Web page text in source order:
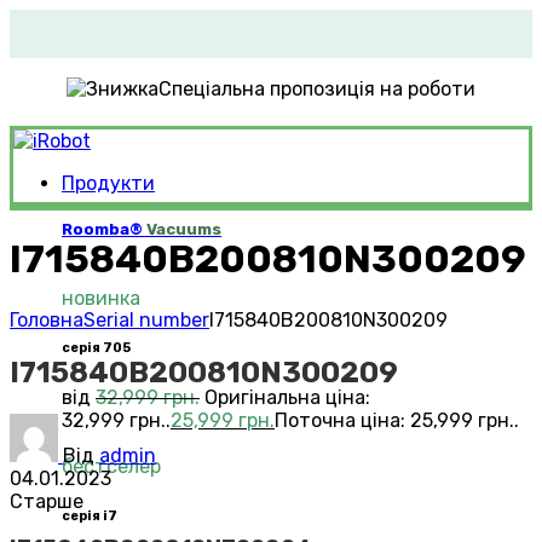
Спеціальна пропозиція на роботи
Продукти
Roomba® Vacuums
новинка
серія 705
від 32,999грн. Оригінальна ціна:
32,999 грн..25,999 грн.Поточна ціна: 25,999 грн..
бестселер
серія i7
I715840B200810N300209
ГоловнаSerial numberI715840B200810N300209
I715840B200810N300209
Від admin
04.01.2023
Старше